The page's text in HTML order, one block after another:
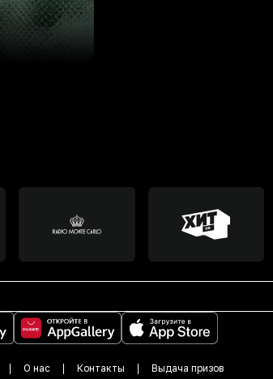
О нас Контакты Выдача призов